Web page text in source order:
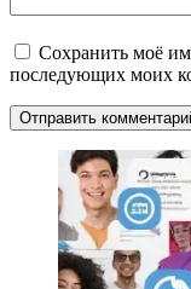
Сохранить моё
последующих моих